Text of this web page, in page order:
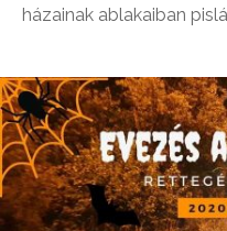
házainak ablakaiban